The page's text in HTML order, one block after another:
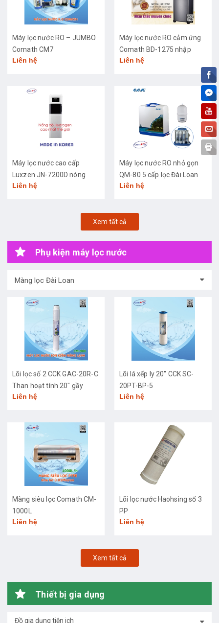
Máy lọc nước RO – JUMBO
Comath CM7
Liên hệ
Máy lọc nước RO cảm ứng
Comath BD-1275 nhập
khẩu cao cấp
Liên hệ
Máy lọc nước cao cấp
Luxzen JN-7200D nóng
lạnh
Liên hệ
Máy lọc nước RO nhỏ gọn
QM-80 5 cấp lọc Đài Loan
Liên hệ
Xem tất cả
Phụ kiện máy lọc nước
Màng lọc Đài Loan
Lõi lọc số 2 CCK GAC-20R-C
Than hoạt tính 20" gầy
Liên hệ
Lõi lá xếp ly 20" CCK SC-
20PT-BP-5
Liên hệ
Màng siêu lọc Comath CM-
1000L
Liên hệ
Lõi lọc nước Haohsing số 3
PP
Liên hệ
Xem tất cả
Thiết bị gia dụng
Đồ gia dụng tiện ich